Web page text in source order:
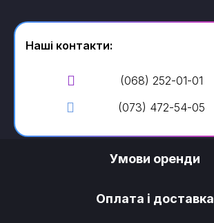
Наші контакти:
(068) 252-01-01
(073) 472-54-05
Умови оренди
Оплата і доставка